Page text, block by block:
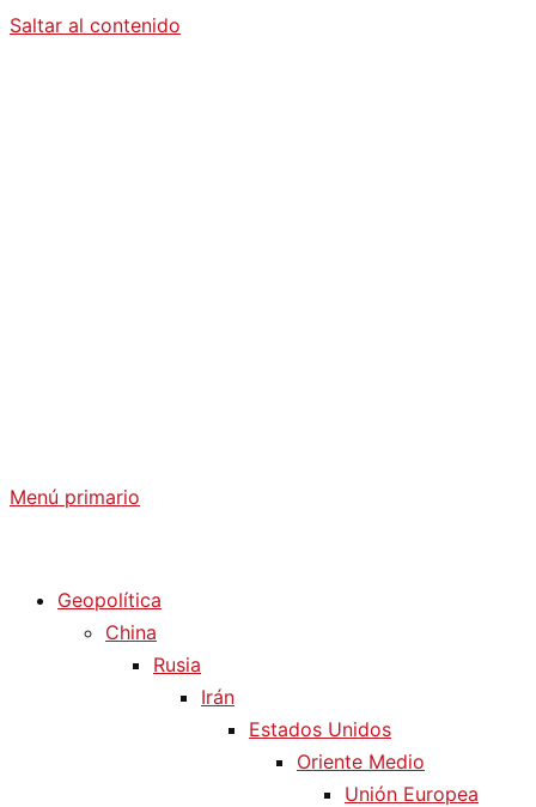
Saltar al contenido
Menú primario
Geopolítica
China
Rusia
Irán
Estados Unidos
Oriente Medio
Unión Europea